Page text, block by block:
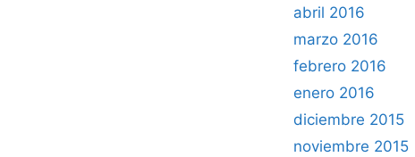
abril 2016
marzo 2016
febrero 2016
enero 2016
diciembre 2015
noviembre 2015